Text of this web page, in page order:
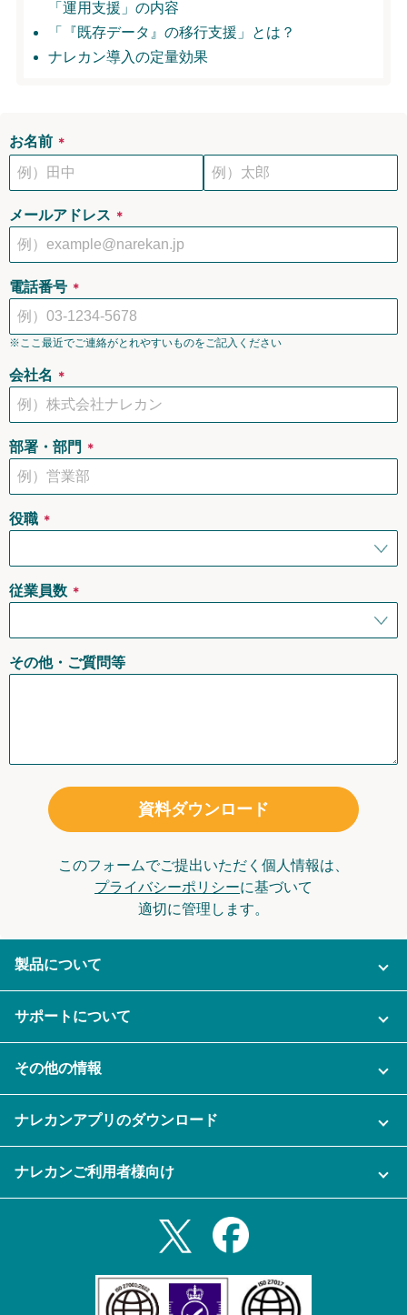
「運用支援」の内容
「『既存データ』の移行支援」とは？
ナレカン導入の定量効果
お名前 ＊
メールアドレス ＊
電話番号 ＊
※ここ最近でご連絡がとれやすいものをご記入ください
会社名 ＊
部署・部門 ＊
役職 ＊
従業員数 ＊
その他・ご質問等
資料ダウンロード
このフォームでご提出いただく個人情報は、
プライバシーポリシーに基づいて
適切に管理します。
製品について
ご利用企業様の声
セキュリティ
資料をダウンロードする
メール自動転送機能
サポートについて
充実サポート
その他の情報
セミナー一覧
プライバシーポリシー
ナレカンアプリのダウンロード
Androidタブレットアプリ
ナレカンご利用者様向け